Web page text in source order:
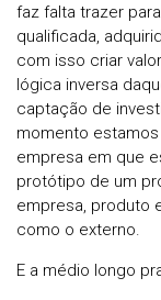
faz falta trazer
qualificada,
com isso criar
lógica inversa
captação de
momento
empresa em que
protótipo de um
empresa, produto
como o externo.
E a médio longo